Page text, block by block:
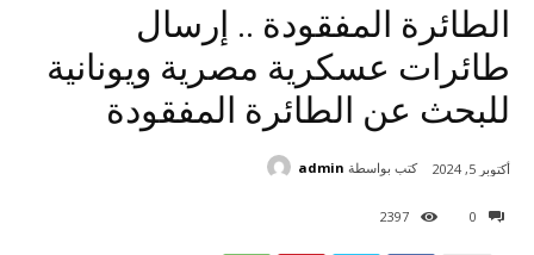
الطائرة المفقودة .. إرسال
طائرات عسكرية مصرية ويونانية
للبحث عن الطائرة المفقودة
0
2397
أكتوبر 5, 2024 كتب بواسطة admin